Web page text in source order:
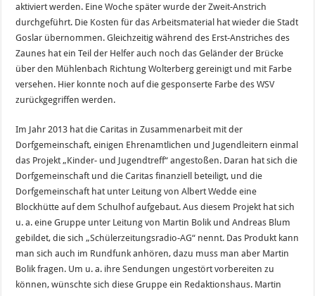
aktiviert werden. Eine Woche später wurde der Zweit-Anstrich
durchgeführt. Die Kosten für das Arbeitsmaterial hat wieder die Stadt
Goslar übernommen. Gleichzeitig während des Erst-Anstriches des
Zaunes hat ein Teil der Helfer auch noch das Geländer der Brücke
über den Mühlenbach Richtung Wolterberg gereinigt und mit Farbe
versehen. Hier konnte noch auf die gesponserte Farbe des WSV
zurückgegriffen werden.
Im Jahr 2013 hat die Caritas in Zusammenarbeit mit der
Dorfgemeinschaft, einigen Ehrenamtlichen und Jugendleitern einmal
das Projekt „Kinder- und Jugendtreff“ angestoßen. Daran hat sich die
Dorfgemeinschaft und die Caritas finanziell beteiligt, und die
Dorfgemeinschaft hat unter Leitung von Albert Wedde eine
Blockhütte auf dem Schulhof aufgebaut. Aus diesem Projekt hat sich
u. a. eine Gruppe unter Leitung von Martin Bolik und Andreas Blum
gebildet, die sich „Schülerzeitungsradio-AG“ nennt. Das Produkt kann
man sich auch im Rundfunk anhören, dazu muss man aber Martin
Bolik fragen. Um u. a. ihre Sendungen ungestört vorbereiten zu
können, wünschte sich diese Gruppe ein Redaktionshaus. Martin